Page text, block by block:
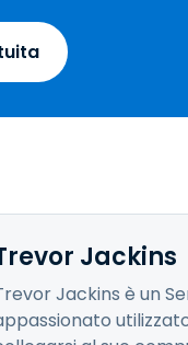
Jackins
Jackins è un